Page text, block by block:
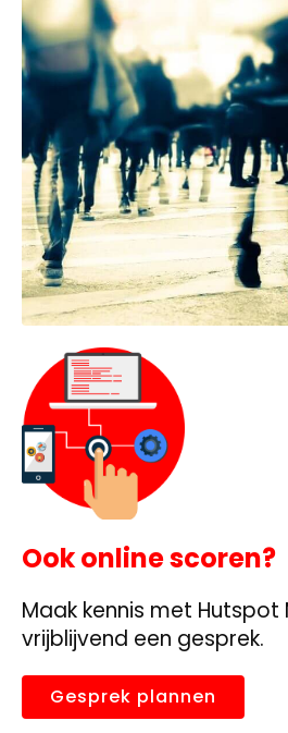
Ook online scoren?
Maak kennis met Hutspot
vrijblijvend een gesprek.
Gesprek plannen